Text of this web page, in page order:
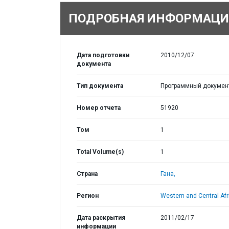
ПОДРОБНАЯ
Дата подготовки
документа
2010/12/07
Тип документа Программный
Номер отчета 51920
Том 1
Total Volume(s) 1
Страна Гана,
Регион Western and Central
Дата раскрытия
информации
2011/02/17